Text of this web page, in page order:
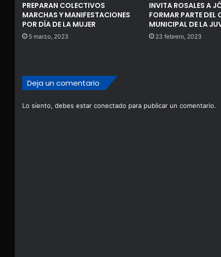
PREPARAN COLECTIVOS
MARCHAS Y MANIFESTACIONES
POR DÍA DE LA MUJER
5 marzo, 2023
INVITA ROSALES A
FORMAR PARTE DEL
MUNICIPAL DE LA
23 febrero, 2023
Deja un comentario
Lo siento, debes estar conectado para publicar un comentario.